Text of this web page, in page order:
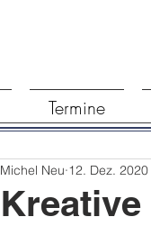
Termine
Kreative
Michel Neu 12. Dez. 2020